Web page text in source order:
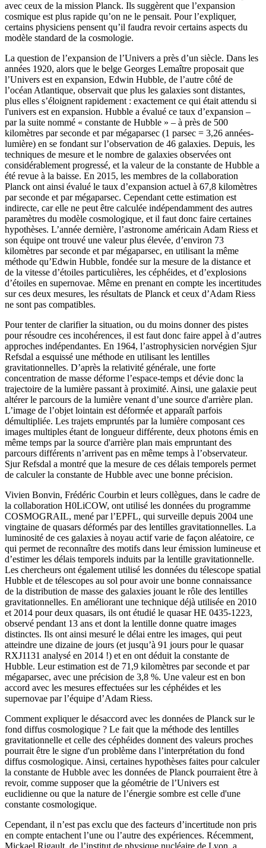
avec ceux de la mission Planck. Ils suggèrent que l’expansion
cosmique est plus rapide qu’on ne le pensait. Pour l’expliquer,
certains physiciens pensent qu’il faudra revoir certains aspects du
modèle standard de la cosmologie.
La question de l’expansion de l’Univers a près d’un siècle. Dans les
années 1920, alors que le belge Georges Lemaître proposait que
l’Univers est en expansion, Edwin Hubble, de l’autre côté de
l’océan Atlantique, observait que plus les galaxies sont distantes,
plus elles s’éloignent rapidement : exactement ce qui était attendu si
l'univers est en expansion. Hubble a évalué ce taux d’expansion –
par la suite nommé « constante de Hubble » – à près de 500
kilomètres par seconde et par mégaparsec (1 parsec = 3,26 années-
lumière) en se fondant sur l’observation de 46 galaxies. Depuis, les
techniques de mesure et le nombre de galaxies observées ont
considérablement progressé, et la valeur de la constante de Hubble a
été revue à la baisse. En 2015, les membres de la collaboration
Planck ont ainsi évalué le taux d’expansion actuel à 67,8 kilomètres
par seconde et par mégaparsec. Cependant cette estimation est
indirecte, car elle ne peut être calculée indépendamment des autres
paramètres du modèle cosmologique, et il faut donc faire certaines
hypothèses. L’année dernière, l’astronome américain Adam Riess et
son équipe ont trouvé une valeur plus élevée, d’environ 73
kilomètres par seconde et par mégaparsec, en utilisant la même
méthode qu’Edwin Hubble, fondée sur la mesure de la distance et
de la vitesse d’étoiles particulières, les céphéides, et d’explosions
d’étoiles en supernovae. Même en prenant en compte les incertitudes
sur ces deux mesures, les résultats de Planck et ceux d’Adam Riess
ne sont pas compatibles.
Pour tenter de clarifier la situation, ou du moins donner des pistes
pour résoudre ces incohérences, il est faut donc faire appel à d’autres
approches indépendantes. En 1964, l’astrophysicien norvégien Sjur
Refsdal a esquissé une méthode en utilisant les lentilles
gravitationnelles. D’après la relativité générale, une forte
concentration de masse déforme l’espace-temps et dévie donc la
trajectoire de la lumière passant à proximité. Ainsi, une galaxie peut
altérer le parcours de la lumière venant d’une source d'arrière plan.
L’image de l’objet lointain est déformée et apparaît parfois
démultipliée. Les trajets empruntés par la lumière composant ces
images multiples étant de longueur différente, deux photons émis en
même temps par la source d'arrière plan mais empruntant des
parcours différents n’arrivent pas en même temps à l’observateur.
Sjur Refsdal a montré que la mesure de ces délais temporels permet
de calculer la constante de Hubble avec une bonne précision.
Vivien Bonvin, Frédéric Courbin et leurs collègues, dans le cadre de
la collaboration H0LiCOW, ont utilisé les données du programme
COSMOGRAIL, mené par l’EPFL, qui surveille depuis 2004 une
vingtaine de quasars déformés par des lentilles gravitationnelles. La
luminosité de ces galaxies à noyau actif varie de façon aléatoire, ce
qui permet de reconnaître des motifs dans leur émission lumineuse et
d’estimer les délais temporels induits par la lentille gravitationnelle.
Les chercheurs ont également utilisé les données du télescope spatial
Hubble et de télescopes au sol pour avoir une bonne connaissance
de la distribution de masse des galaxies jouant le rôle des lentilles
gravitationnelles. En améliorant une technique déjà utilisée en 2010
et 2014 pour deux quasars, ils ont étudié le quasar HE 0435-1223,
observé pendant 13 ans et dont la lentille donne quatre images
distinctes. Ils ont ainsi mesuré le délai entre les images, qui peut
atteindre une dizaine de jours (et jusqu’à 91 jours pour le quasar
RXJ1131 analysé en 2014 !) et en ont déduit la constante de
Hubble. Leur estimation est de 71,9 kilomètres par seconde et par
mégaparsec, avec une précision de 3,8 %. Une valeur est en bon
accord avec les mesures effectuées sur les céphéides et les
supernovae par l’équipe d’Adam Riess.
Comment expliquer le désaccord avec les données de Planck sur le
fond diffus cosmologique ? Le fait que la méthode des lentilles
gravitationnelle et celle des céphéides donnent des valeurs proches
pourrait être le signe d'un problème dans l’interprétation du fond
diffus cosmologique. Ainsi, certaines hypothèses faites pour calculer
la constante de Hubble avec les données de Planck pourraient être à
revoir, comme supposer que la géométrie de l’Univers est
euclidienne ou que la nature de l’énergie sombre est celle d'une
constante cosmologique.
Cependant, il n’est pas exclu que des facteurs d’incertitude non pris
en compte entachent l’une ou l’autre des expériences. Récemment,